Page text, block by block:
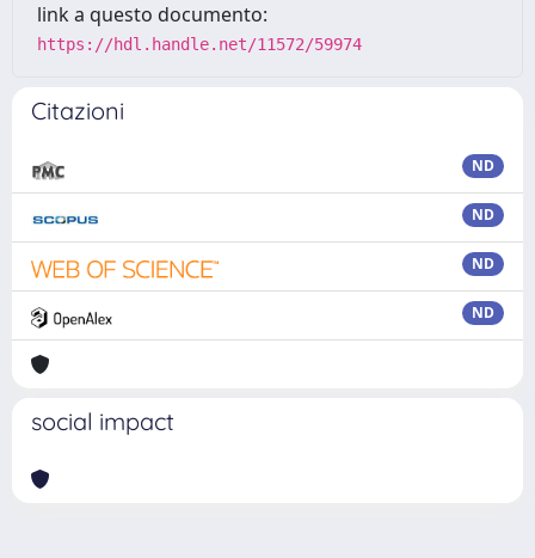
link a questo documento:
https://hdl.handle.net/11572/59974
Citazioni
ND
ND
ND
ND
social impact